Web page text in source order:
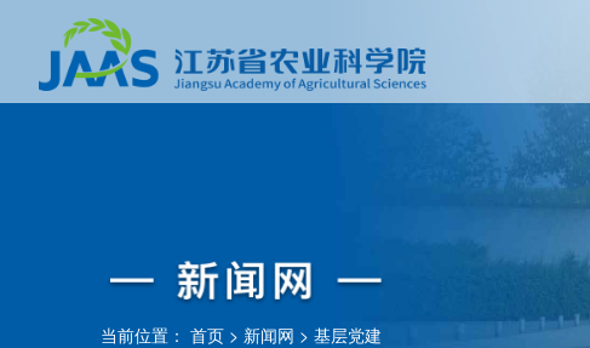
当前位置： 首页 > 新闻网 > 基层党建